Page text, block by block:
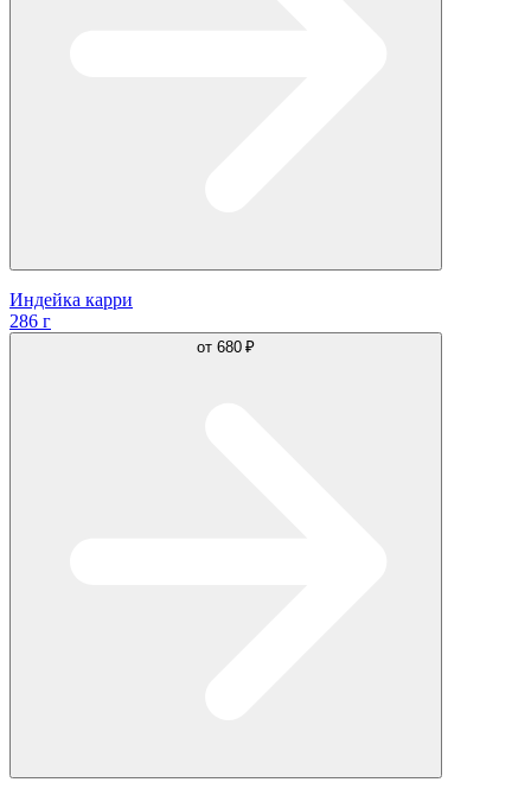
Индейка карри
286 г
от 680 ₽